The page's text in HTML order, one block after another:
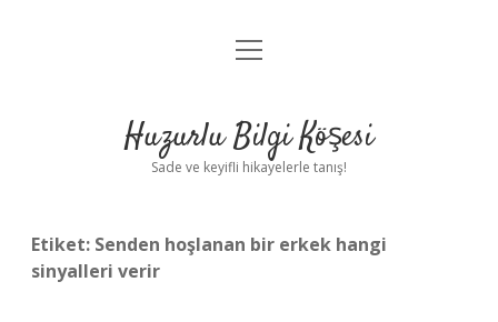
Anasayfa
Yasal Uyarı
menüyü
Huzurlu Bilgi Köşesi
Sade ve keyifli hikayelerle tanış!
Etiket: Senden hoşlanan bir erkek hangi
sinyalleri verir